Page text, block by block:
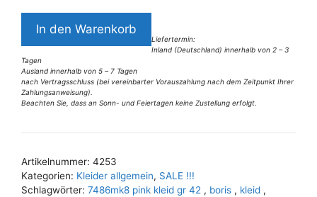
7486MK8
Kleid
Gr
42
Menge
In den Warenkorb
Liefertermin:
Inland (Deutschland) innerhalb von 2 – 3
Tagen
Ausland innerhalb von 5 – 7 Tagen
nach Vertragsschluss (bei vereinbarter Vorauszahlung nach dem Zeitpunkt Ihrer
Zahlungsanweisung).
Beachten Sie, dass an Sonn- und Feiertagen keine Zustellung erfolgt.
l
e
r
Artikelnummer: 4253
Kategorien: Kleider allgemein, SALE !!!
Schlagwörter: 7486mk8 pink kleid gr 42 , boris , kleid ,